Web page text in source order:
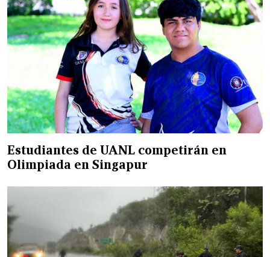
Estudiantes de UANL competirán en
Olimpiada en Singapur